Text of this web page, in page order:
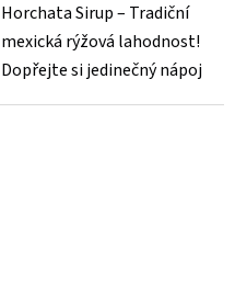
Horchata Sirup – Tradiční
mexická rýžová lahodnost!
Dopřejte si jedinečný nápoj
inspirovaný...